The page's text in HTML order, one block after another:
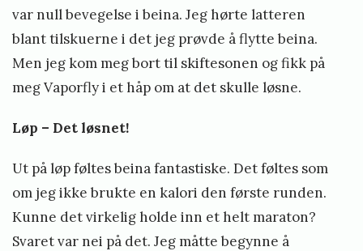
var null bevegelse i beina. Jeg hørte latteren
blant tilskuerne i det jeg prøvde å flytte beina.
Men jeg kom meg bort til skiftesonen og fikk på
meg Vaporfly i et håp om at det skulle løsne.
Løp – Det løsnet!
Ut på løp føltes beina fantastiske. Det føltes som
om jeg ikke brukte en kalori den første runden.
Kunne det virkelig holde inn et helt maraton?
Svaret var nei på det. Jeg måtte begynne å